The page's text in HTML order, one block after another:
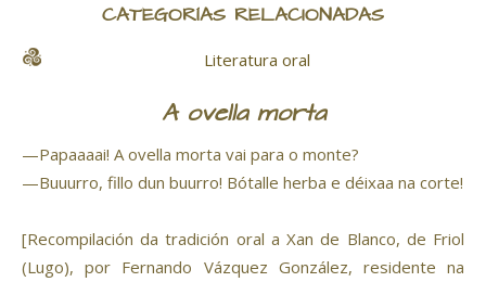
CATEGORÍAS RELACIONADAS
Literatura oral
A ovella morta
—Papaaaai! A ovella morta vai para o monte?
—Buuurro, fillo dun buurro! Bótalle herba e déixaa na corte!
[Recompilación da tradición oral a Xan de Blanco, de Friol
(Lugo), por Fernando Vázquez González, residente na